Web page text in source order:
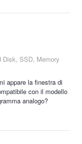
Disk, SSD, Memory
appare la finestra di
con il modello
analogo?